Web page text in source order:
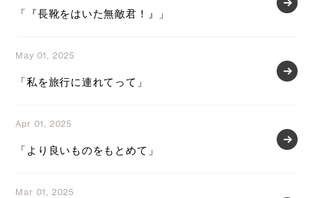
「『長靴をはいた無敵君！』」
May 01, 2025
「私を旅行に連れてって」
Apr 01, 2025
「より良いものをもとめて」
Mar 01, 2025